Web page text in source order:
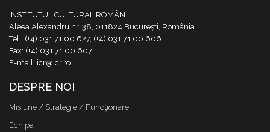
INSTITUTUL CULTURAL ROMÂN
Aleea Alexandru nr. 38, 011824 București, România
Tel.: (+4) 031 71 00 627, (+4) 031 71 00 606
Fax: (+4) 031 71 00 607
E-mail: icr@icr.ro
DESPRE NOI
Misiune / Strategie / Funcţionare
Echipa